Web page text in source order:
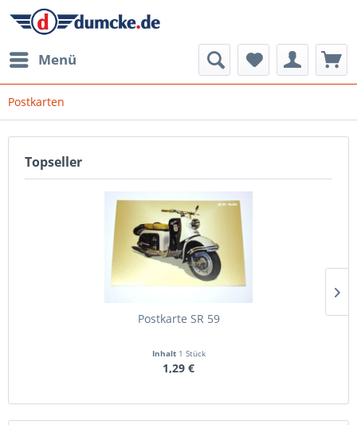
Menü
Postkarten
Topseller
Postkarte SR 59
Inhalt 1 Stück
1,29 €